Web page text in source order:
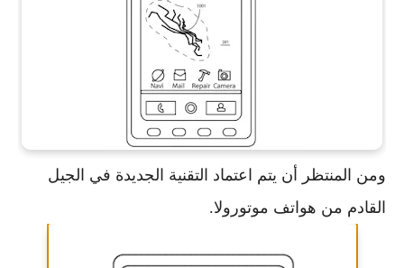
ومن المنتظر أن يتم اعتماد التقنية الجديدة في الجيل
القادم من هواتف موتورولا.